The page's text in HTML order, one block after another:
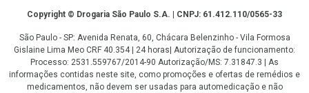
CopyrightCopyright © Drogaria São Paulo S.A. | CNPJ: 61.412.110/0565-33
São Paulo - SP: Avenida Renata, 60, Chácara Belenzinho - Vila Formosa
Gislaine Lima Meo CRF 40.354 | 24 horas| Autorização de funcionamento:
Processo: 2531.559767/2014-90 Autorização/MS: 7.31847.3 | As
informações contidas neste site, como promoções e ofertas de remédios e
medicamentos, não devem ser usadas para automedicação e não